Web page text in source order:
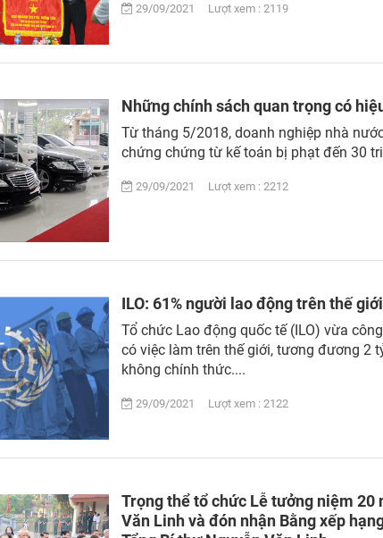
29/09/2021 Lượt xem : 2119
Những chính sách quan trọng có
Từ tháng 5/2018, doanh nghiệp nhà
chứng chứng từ kế toán bị phạt đến 30
29/09/2021 Lượt xem : 2212
ILO: 61% người lao động trên thế
Tổ chức Lao động quốc tế (ILO) vừa
có việc làm trên thế giới, tương đương 2
không chính thức....
29/09/2021 Lượt xem : 2122
Trọng thể tổ chức Lễ tưởng niệm 20
Văn Linh và đón nhận Bằng xếp